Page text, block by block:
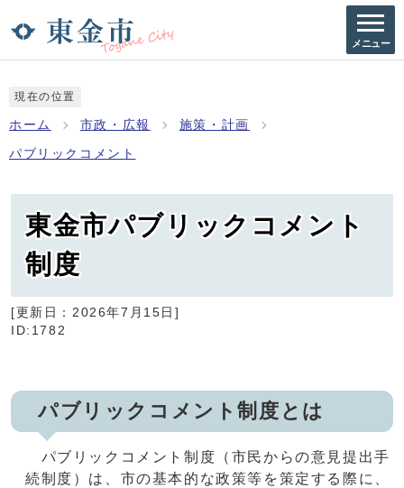
メニュー
現在の位置
ホーム 市政・広報 施策・計画
パブリックコメント
東金市パブリックコメント
制度
[更新日： 2026年7月15日 ]
ID:1782
パブリックコメント制度とは
パブリックコメント制度（市民からの意見提出手
続制度）は、市の基本的な政策等を策定する際に、